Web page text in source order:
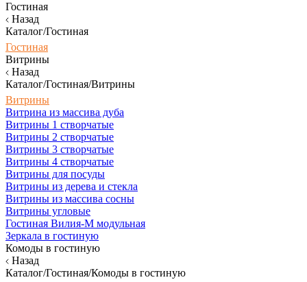
Гостиная
Назад
Каталог/Гостиная
Гостиная
Витрины
Назад
Каталог/Гостиная/Витрины
Витрины
Витрина из массива дуба
Витрины 1 створчатые
Витрины 2 створчатые
Витрины 3 створчатые
Витрины 4 створчатые
Витрины для посуды
Витрины из дерева и стекла
Витрины из массива сосны
Витрины угловые
Гостиная Вилия-М модульная
Зеркала в гостиную
Комоды в гостиную
Назад
Каталог/Гостиная/Комоды в гостиную